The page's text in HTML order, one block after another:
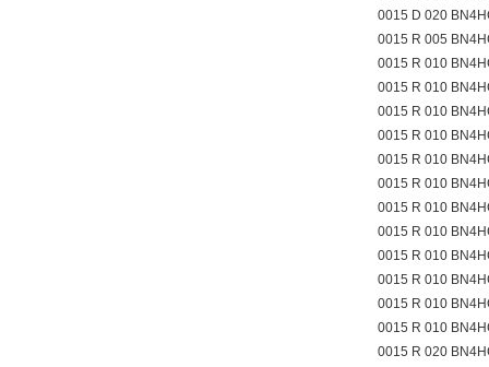
0015 D 020
0015 R 005
0015 R 010
0015 R 010
0015 R 010
0015 R 010
0015 R 010
0015 R 010
0015 R 010
0015 R 010
0015 R 010
0015 R 010
0015 R 010
0015 R 010
0015 R 020